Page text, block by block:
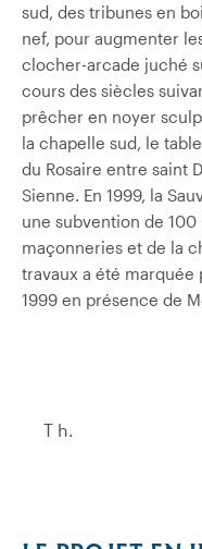
sud, des tribunes en
nef, pour augmenter
clocher-arcade juché
cours des siècles
prêcher en noyer
la chapelle sud, le
du Rosaire entre saint
Sienne. En 1999, la
une subvention de
maçonneries et de la
travaux a été
1999 en présence de
T h.